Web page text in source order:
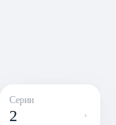
Серии
2